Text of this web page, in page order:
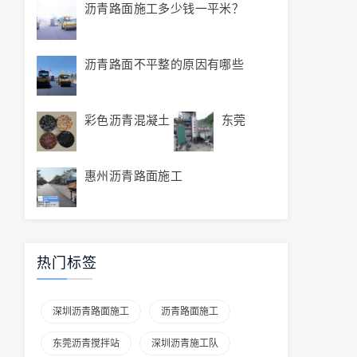
沥青路面施工多少钱一平米？
沥青路面不平整的原因有哪些
彩色沥青混凝土 东莞
惠州沥青路面施工
热门标签
深圳沥青路面施工 沥青路面施工
东莞沥青搅拌站 深圳沥青施工队